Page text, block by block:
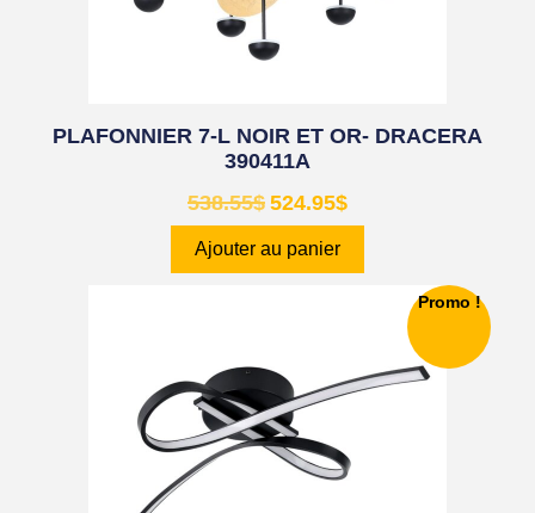
PLAFONNIER 7-L NOIR ET OR- DRACERA
390411A
538.55$ 524.95$
Ajouter au panier
Promo !